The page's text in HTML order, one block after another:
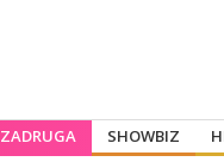
ZADRUGA SHOWBIZ